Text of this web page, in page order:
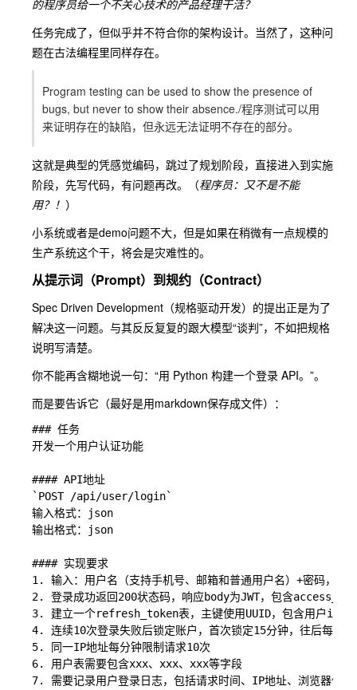
的程序员给一个不关心技术的产品经理干活？
任务完成了，但似乎并不符合你的架构设计。当然了，这种问
题在古法编程里同样存在。
Program testing can be used to show the presence of
bugs, but never to show their absence./程序测试可以用
来证明存在的缺陷，但永远无法证明不存在的部分。
这就是典型的凭感觉编码，跳过了规划阶段，直接进入到实施
阶段，先写代码，有问题再改。（程序员：又不是不能
用？！ ）
小系统或者是demo问题不大，但是如果在稍微有一点规模的
生产系统这个干，将会是灾难性的。
从提示词（Prompt）到规约（Contract）
Spec Driven Development（规格驱动开发）的提出正是为了
解决这一问题。与其反反复复的跟大模型“谈判”，不如把规格
说明写清楚。
你不能再含糊地说一句：“用 Python 构建一个登录 API。”。
而是要告诉它（最好是用markdown保存成文件）：
### 任务
开发一个用户认证功能
#### API地址
`POST /api/user/login`
输入格式：json
输出格式：json
#### 实现要求
1. 输入：用户名（支持手机号、邮箱和普通用户名）+密码，如
2. 登录成功返回200状态码，响应body为JWT，包含
3. 建立一个refresh_token表，主键使用UUID，包含用户id、
4. 连续10次登录失败后锁定账户，首次锁定15分钟，往后每次
5. 同一IP地址每分钟限制请求10次
6. 用户表需要包含xxx、xxx、xxx等字段
7. 需要记录用户登录日志，包括请求时间、IP地址、浏览器信息